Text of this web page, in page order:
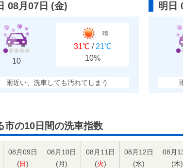
08月07日 (金)
10
晴
31℃ / 21℃
10%
雨近い、洗車しても汚れてしまう
明日
市の10日間の洗車指数
08月09日
(日)
08月10日
(月)
08月11日
(火)
08月12日
(水)
08月
(木)